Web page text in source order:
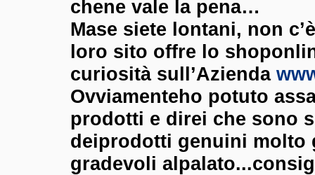
chene vale la pena…
Mase siete lontani, non
loro sito offre lo
curiosità sull’Azienda
Ovviamenteho potuto
prodotti e direi che sono
deiprodotti genuini molto
gradevoli